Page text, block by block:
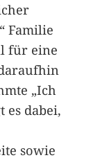
Familie
für eine
„Ich
es dabei,
sowie